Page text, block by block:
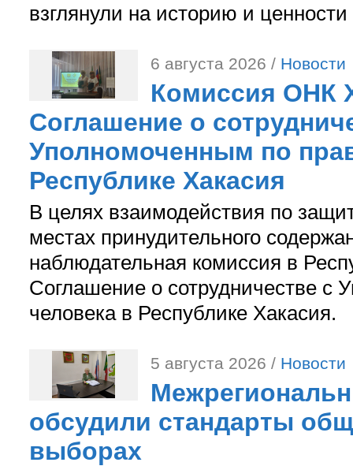
взглянули на историю и
6 августа 2026 / Новости
Комиссия ОНК
Соглашение о
Уполномоченным по
Республике Хакасия
В целях взаимодействия по
местах принудительного
наблюдательная комиссия в
Соглашение о сотрудничестве с
человека в Республике Хакасия.
5 августа 2026 / Новости
обсудили стандарты
выборах